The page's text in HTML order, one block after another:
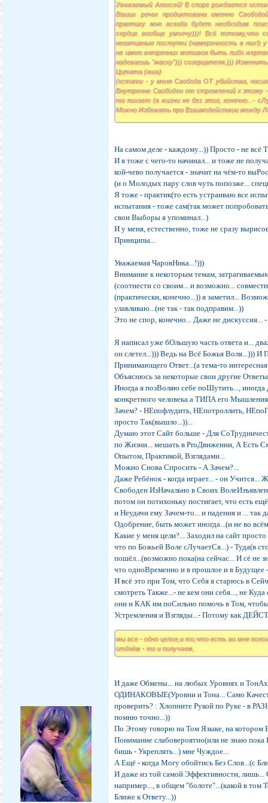
Уважаемый Алексей! В споре рождается
Ваших речах продиктована именно
практику мне всегда будет необходим
сердце вообще умолчу)))! Всё потому,что
негативные поступки (намеренность в них!)
не имею внтренних мотивов быть либо
надеваешь "маску"))) созерцателя.)))
Цитата (аша)
(кстати - у меня Свобода ОТ убийства,
Внутренне Свободен от стремлений к этому
то пихает (в жизни не без этог, конечно...-
Можно Избежать при Взаимодействии между
На самом деле - каждому...)) Просто - не всё
И я тоже с чего-то начинал... и тоже не
кой-чево получается - значит на чём-то
(и о Молодых пару слов чуть попозже...
Я тоже - практик(то есть устраиваю все
испытания - тоже сам(так может
свои Выборы я упоминал...)
И у меня, естественно, тоже не сразу
Принципы...
Уважаемая ЧаровНика...!)))
Внимание к некоторым темам,
(соотнести со своим... и возможно...
(практически, конечно...)) я заметил...
улавливаю...(не так - так подправим...))
Это не спор, конечно... Даже не дискуссия...
Я написал уже бОльшую часть ответа и...
он слетел...))) Ведь на Всё Божья Воля...))) И
Принимающего Ответ...(а тема-то
Объяснюсь за некоторые свои другие
Иногда я позВоляю себе поШутить..., иногда
конкретного человека а ТИПА его
Зачем? - НЕпофлудить, НЕпотроллить,
просто Так(вышло...))...
Думаю этот Сайт больше - Для
по Жизни... мешать в ProДвижении, А Есть
Опытом, Практикой, Взглядами...
Можно Снова Спросить - А Зачем?...
Даже Ребёнок - когда играет... - он
Свободен ИзНачально в Своих
потом он потихоньку постигает, что есть
и Неудачи ему Зачем-то... и падения и ... так
Одобрение, быть может иногда...(и не во
Какие у меня цели?... Заходил на сайт
что по Божьей Воле сЛучаетСя...) - Туда(в
пошёл...(возможно пока(на сейчас... И сё не
что одноВременно и в прошлое и в
И всё это при Том, что Себя я старюсь в
смотреть Также...- не кем они себя..., не
они и КАК им поСильно помочь в Том, чтобы
Устремления и Взгляды...- Потому как
мы все - одно целое,и то,что есть во мне
отдаём - то и получаем,
И даже Обмены... на любых Уровнях и
ОДИНАКОВЫЕ(Уровни и Тона... Само
проверить? : Хлопните Рукой по Руке - в
помню точно...))
По Этому говорю на Том Языке, на
Понимание слабовероятно(или не знаю
бишь - Укреплять...) мне Чуждое...
А Ещё - когда Могу обойтись Без Слов...(с
И даже из той самой Эффективности,
например..., в общем "болоте"...(какой в том
Ближе к Ответу...))